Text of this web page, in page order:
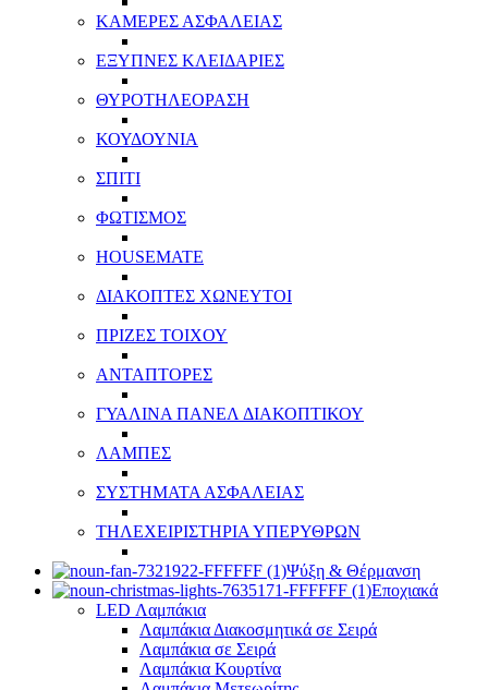
ΚΑΜΕΡΕΣ ΑΣΦΑΛΕΙΑΣ
ΕΞΥΠΝΕΣ ΚΛΕΙΔΑΡΙΕΣ
ΘΥΡΟΤΗΛΕΟΡΑΣΗ
ΚΟΥΔΟΥΝΙΑ
ΣΠΙΤΙ
ΦΩΤΙΣΜΟΣ
HOUSEMATE
ΔΙΑΚΟΠΤΕΣ ΧΩΝΕΥΤΟΙ
ΠΡΙΖΕΣ ΤΟΙΧΟΥ
ΑΝΤΑΠΤΟΡΕΣ
ΓΥΑΛΙΝΑ ΠΑΝΕΛ ΔΙΑΚΟΠΤΙΚΟΥ
ΛΑΜΠΕΣ
ΣΥΣΤΗΜΑΤΑ ΑΣΦΑΛΕΙΑΣ
ΤΗΛΕΧΕΙΡΙΣΤΗΡΙΑ ΥΠΕΡΥΘΡΩΝ
Ψύξη & Θέρμανση
Εποχιακά
LED Λαμπάκια
Λαμπάκια Διακοσμητικά σε Σειρά
Λαμπάκια σε Σειρά
Λαμπάκια Κουρτίνα